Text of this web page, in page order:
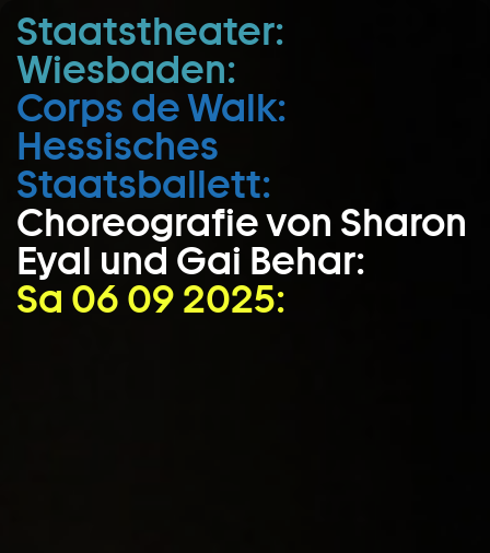
Zum Hauptinhalt springen
Zum Footer springen
Staatstheater:
Wiesbaden:
Corps de Walk:
Hessisches
Staatsballett:
Choreografie von Sharon
Eyal und Gai Behar:
Sa 06 09 2025: